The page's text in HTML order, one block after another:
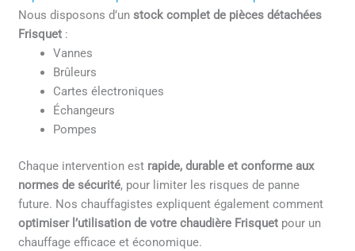
Nous disposons d’unstock complet de pièces détachées
Frisquet :
Vannes
Brûleurs
Cartes électroniques
Échangeurs
Pompes
Chaque intervention est rapide, durable et conforme aux
normes de sécurité, pour limiter les risques de panne
future. Nos chauffagistes expliquent également comment
optimiser l’utilisation de votre chaudière Frisquet pour un
chauffage efficace et économique.